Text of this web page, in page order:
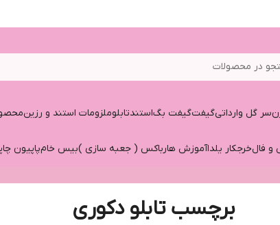
در محصولات
سر گل وارداتیگیفتگیفت بگاستندتابلوملزومات استند و رزین
و فالخرجکار یلداآموزش هارباکس ( جعبه سازی )بیس خامپاپیون
برچسب تابلو دکوری